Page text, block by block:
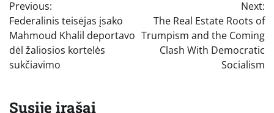
tarp
įrašų
Previous:
Federalinis teisėjas įsako
Mahmoud Khalil deportavo
dėl žaliosios kortelės
sukčiavimo
Next:
The Real Estate Roots of
Trumpism and the Coming
Clash With Democratic
Socialism
Susiję įrašai